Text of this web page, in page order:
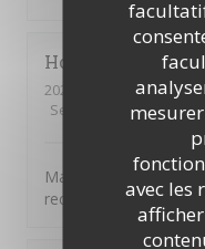
avec les
Hocine
2026-07-16
- 12:30 -
Service
Ambiance:
Magnifique, tout était
recommande encore